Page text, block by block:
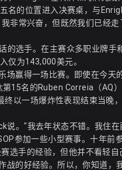
的位置进入决赛桌，与
非常兴奋，但既然我们已经走
选手。在主赛众多职业牌手
仅为143,000美元。
赢得一场比赛。即使在今天
15名的Ruben Correia（AQ
以一场爆炸性表现结束当晚
。"我去年状态不错。我住在
参加一些小型赛事。十年前
手的经验，但他并不看轻自
的好经验。所以，你知道，